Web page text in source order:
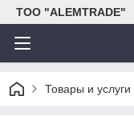
ТОО "ALEMTRADE"
Товары и услуги